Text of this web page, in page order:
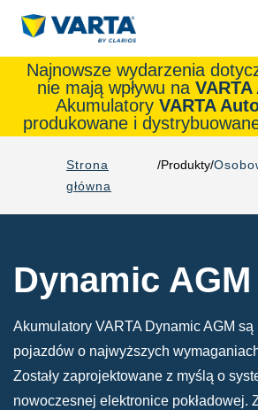
Najnowsze wydarzenia
nie mają wpływu na
Akumulatory VARTA
produkowane i
Strona
główna
Produkty
Dynamic AGM
Akumulatory VARTA Dynamic AGM
pojazdów o najwyższych
Zostały zaprojektowane z myślą o
nowoczesnej elektronice pokładowej.